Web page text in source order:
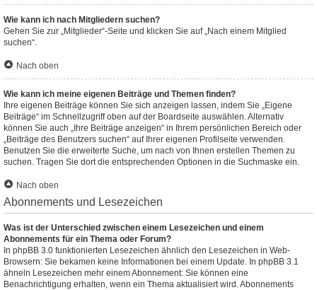
Wie kann ich nach Mitgliedern suchen?
Gehen Sie zur „Mitglieder“-Seite und klicken Sie auf „Nach einem Mitglied
suchen“.
Nach oben
Wie kann ich meine eigenen Beiträge und Themen finden?
Ihre eigenen Beiträge können Sie sich anzeigen lassen, indem Sie „Eigene
Beiträge“ im Schnellzugriff oben auf der Boardseite auswählen. Alternativ
können Sie auch „Ihre Beiträge anzeigen“ in Ihrem persönlichen Bereich oder
„Beiträge des Benutzers suchen“ auf Ihrer eigenen Profilseite verwenden.
Benutzen Sie die erweiterte Suche, um nach von Ihnen erstellen Themen zu
suchen. Tragen Sie dort die entsprechenden Optionen in die Suchmaske ein.
Nach oben
Abonnements und Lesezeichen
Was ist der Unterschied zwischen einem Lesezeichen und einem
Abonnements für ein Thema oder Forum?
In phpBB 3.0 funktionierten Lesezeichen ähnlich den Lesezeichen in Web-
Browsern: Sie bekamen keine Informationen bei einem Update. In phpBB 3.1
ähneln Lesezeichen mehr einem Abonnement: Sie können eine
Benachrichtigung erhalten, wenn ein Thema aktualisiert wird. Abonnements